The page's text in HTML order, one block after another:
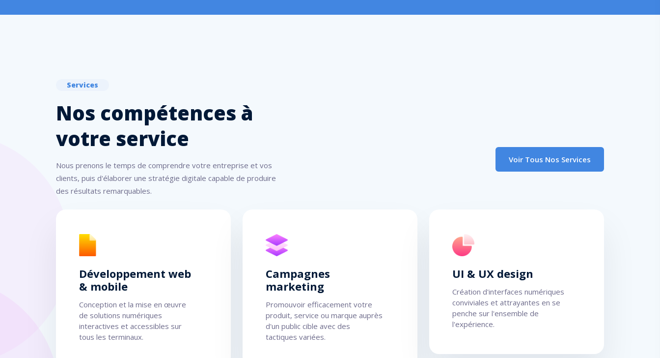
Services
Nos compétences à
votre service
Nous prenons le temps de comprendre votre entreprise et vos
clients, puis d'élaborer une stratégie digitale capable de produire
des résultats remarquables.
Voir Tous Nos Services
Développement web
& mobile
Conception et la mise en œuvre
de solutions numériques
interactives et accessibles sur
tous les terminaux.
Campagnes
marketing
Promouvoir efficacement votre
produit, service ou marque auprès
d'un public cible avec des
tactiques variées.
UI & UX design
Création d'interfaces numériques
conviviales et attrayantes en se
penche sur l'ensemble de
l'expérience.